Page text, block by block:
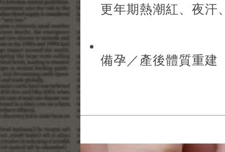
更年期熱潮紅、夜汗
備孕／產後體質重建